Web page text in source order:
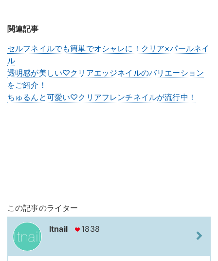
関連記事
セルフネイルでも簡単でオシャレに！クリア×パールネイ
ル
透明感が美しい♡クリアエッジネイルのバリエーション
をご紹介！
ちゅるんと可愛い♡クリアフレンチネイルが流行中！
この記事のライター
Itnail 1838